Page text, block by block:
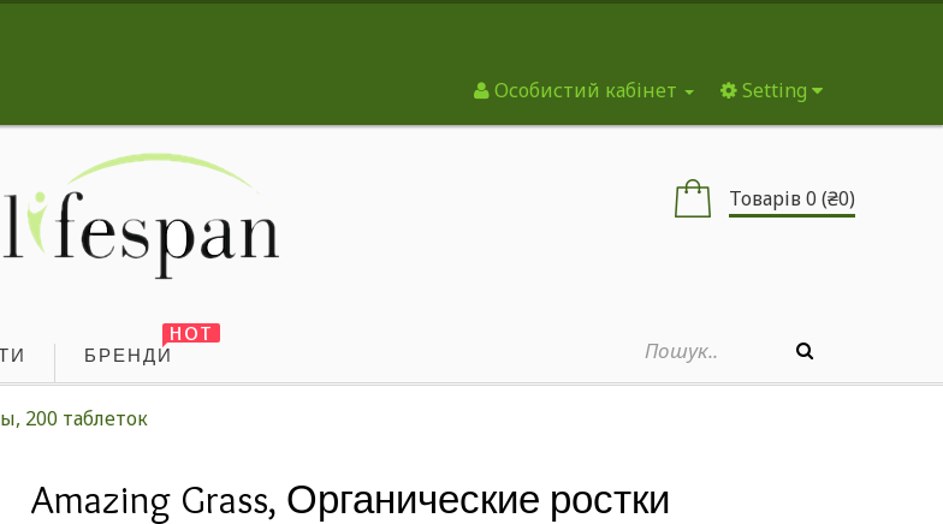
Особистий кабінет
Setting
Товарів 0 (₴0)
HOT
БРЕНДИ
200 таблеток
Amazing Grass, Органические ростки